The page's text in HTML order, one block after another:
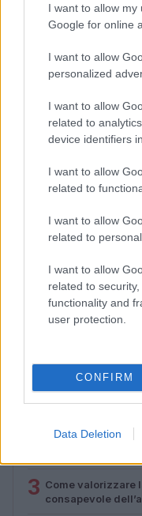
I want to allow
Google for online
I want to allow
personalized
I want to allow
related to
device identifiers
I want to allow
related to
I want to allow
related to
I want to allow
related to
functionality and
user protection.
CONFIRM
Data Deletion
Beatrice Bonaventura · 6
Come indossare le
consigli e
Cristian Castiglioni · 6 Ago
PIÙ LETTI
1 Sognare una bara
Sognare il fango
3 Come valorizzare
consapevole